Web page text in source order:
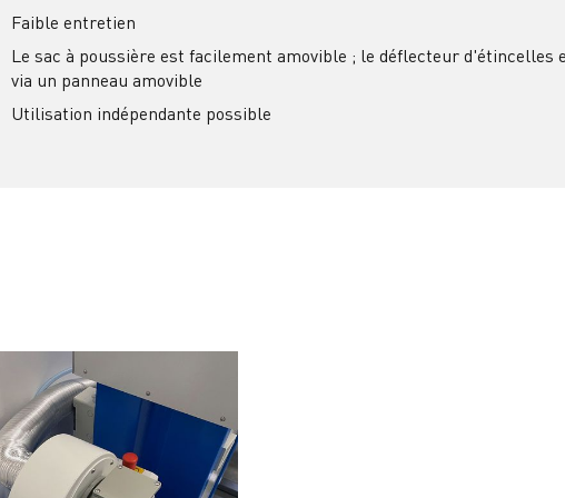
Faible entretien
Le sac à poussière est facilement amovible ; le déflecteur d'étincelles
via un panneau amovible
Utilisation indépendante possible